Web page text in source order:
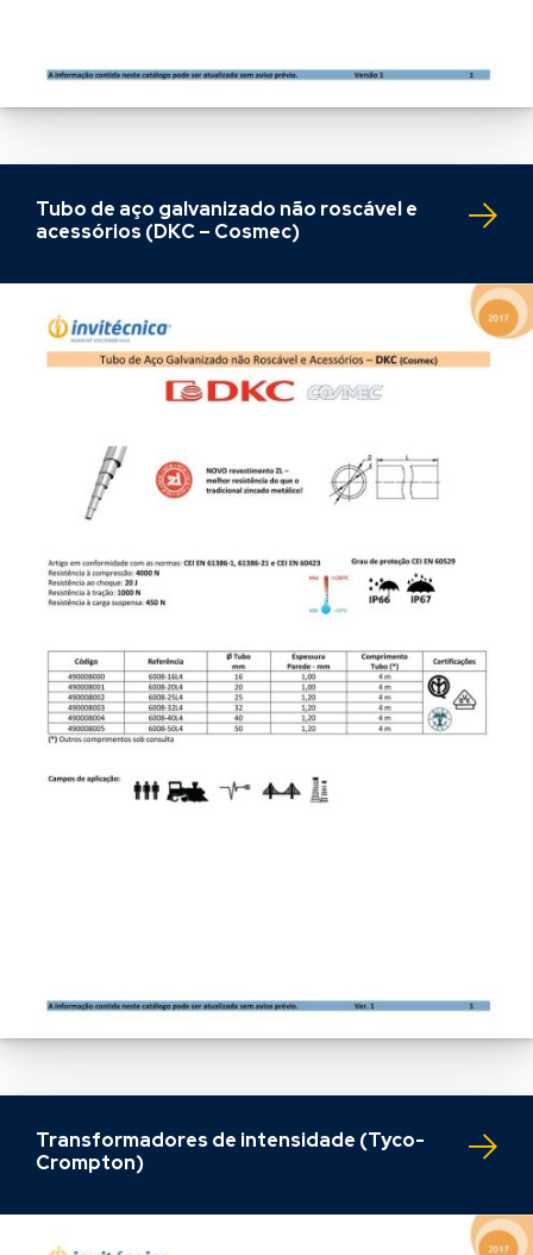
Tubo de aço galvanizado não roscável e
acessórios (DKC – Cosmec)
Transformadores de intensidade (Tyco-
Crompton)